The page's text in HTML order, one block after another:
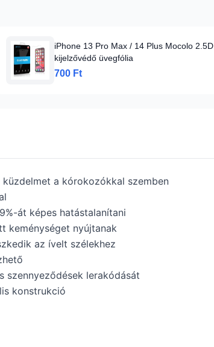
iPhone 13 Pro Max / 14 Plus Mocolo 2.5D
kijelzővédő üvegfólia
700 Ft
a kórokozókkal szemben
át képes hatástalanítani
keménységet nyújtanak
az ívelt szélekhez
szennyeződések lerakódását
konstrukció